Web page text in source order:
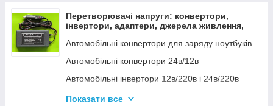
Перетворювачі напруги: конвертори,
інвертори, адаптери, джерела живлення,
Автомобільні конвертори для заряду ноутбуків
Автомобільні конвертори 24в/12в
Автомобільні інвертори 12в/220в і 24в/220в
Вольтметры
Показати все